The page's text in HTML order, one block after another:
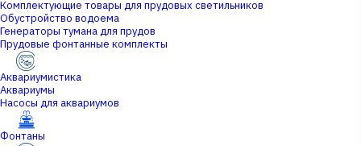
Комплектующие товары для прудовых светильников
Обустройство водоема
Генераторы тумана для прудов
Прудовые фонтанные комплекты
Аквариумистика
Аквариумы
Насосы для аквариумов
Фонтаны